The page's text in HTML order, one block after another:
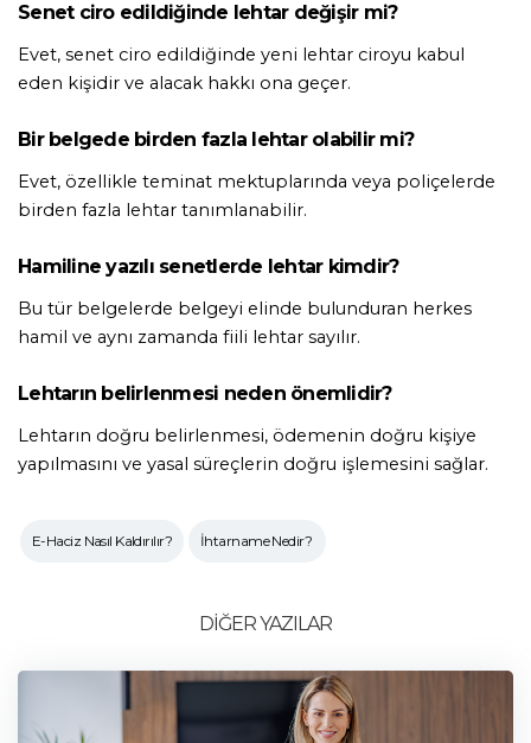
Senet ciro edildiğinde lehtar değişir mi?
Evet, senet ciro edildiğinde yeni lehtar ciroyu kabul
eden kişidir ve alacak hakkı ona geçer.
Bir belgede birden fazla lehtar olabilir mi?
Evet, özellikle teminat mektuplarında veya poliçelerde
birden fazla lehtar tanımlanabilir.
Hamiline yazılı senetlerde lehtar kimdir?
Bu tür belgelerde belgeyi elinde bulunduran herkes
hamil ve aynı zamanda fiili lehtar sayılır.
Lehtarın belirlenmesi neden önemlidir?
Lehtarın doğru belirlenmesi, ödemenin doğru kişiye
yapılmasını ve yasal süreçlerin doğru işlemesini sağlar.
E-Haciz Nasıl Kaldırılır? İhtarname Nedir?
DİĞER YAZILAR